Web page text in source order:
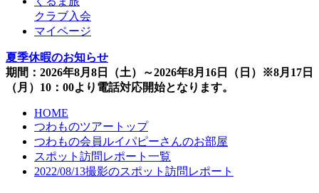
クラブ入会
マイページ
夏季休暇のお知らせ
期間：2026年8月8日（土）～2026年8月16日（日）※8月17日
（月）10：00より電話対応開始となります。
HOME
つわものツアートップ
つわもの会員ルイパピーさんのお部屋
スポット訪問レポート一覧
2022/08/13撮影のスポット訪問レポート